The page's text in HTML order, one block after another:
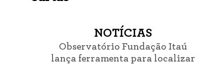
NOTÍCIAS
Observatório Fundação Itaú
lança ferramenta para localizar